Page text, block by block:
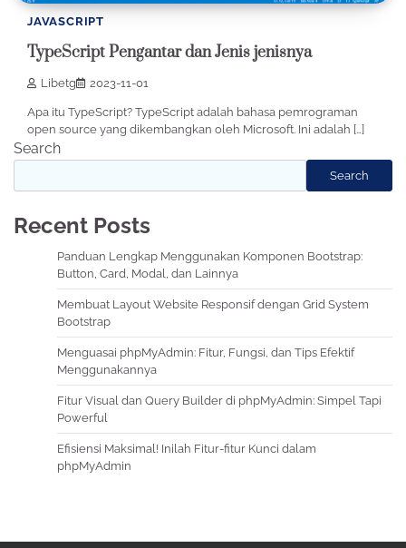
JAVASCRIPT
TypeScript Pengantar dan Jenis jenisnya
Libetg 2023-11-01
Apa itu TypeScript? TypeScript adalah bahasa pemrograman
open source yang dikembangkan oleh Microsoft. Ini adalah […]
Search
Search
Recent Posts
Panduan Lengkap Menggunakan Komponen Bootstrap:
Button, Card, Modal, dan Lainnya
Membuat Layout Website Responsif dengan Grid System
Bootstrap
Menguasai phpMyAdmin: Fitur, Fungsi, dan Tips Efektif
Menggunakannya
Fitur Visual dan Query Builder di phpMyAdmin: Simpel Tapi
Powerful
Efisiensi Maksimal! Inilah Fitur-fitur Kunci dalam
phpMyAdmin